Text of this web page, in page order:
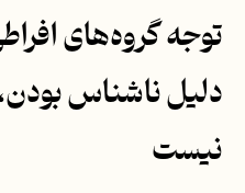
توجه گروه‌های
دلیل ناشناس
نیست